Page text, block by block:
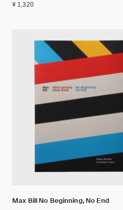
¥ 1,320
Max Bill No Beginning, No End